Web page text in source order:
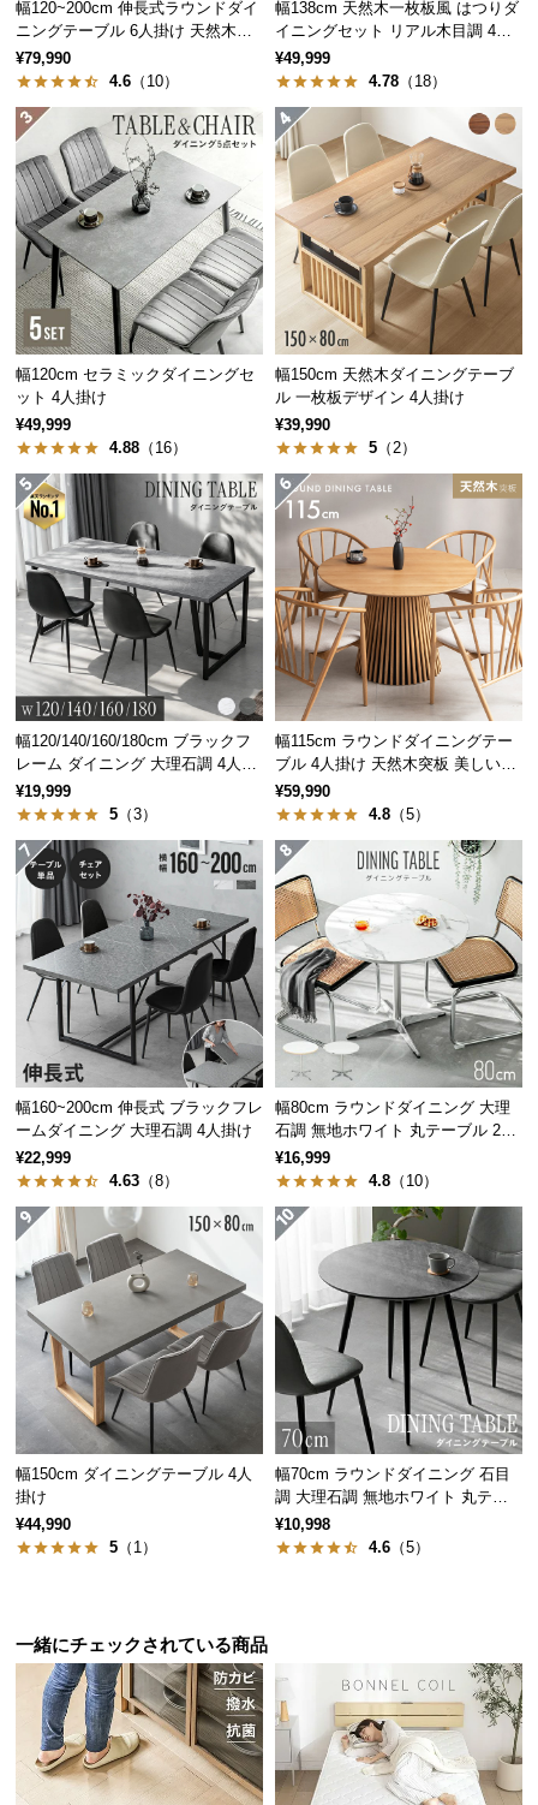
中
型
商
品
の
配
送
に
つ
い
て
小
型
商
品
の
配
送
に
つ
い
て
開
梱
設
置
サ
ー
ビ
ス
つ
い
て
搬
入
経
路
に
つ
い
て
返
キ
ャ
ン
セ
ル
に
い
証
に
つ
い
て
幅120~200cm 伸長式ラウンドダイ
ニングテーブル 6人掛け 天然木突
板 美しい格子デザイン
¥79,990
4.6 （10）
幅138cm 天然木一枚板風 はつりダ
イニングセット リアル木目調 4人
掛け チェア4脚セット
¥49,999
4.78 （18）
幅120cm セラミックダイニングセ
ット 4人掛け
¥49,999
4.88 （16）
幅150cm 天然木ダイニングテーブ
ル 一枚板デザイン 4人掛け
¥39,990
5 （2）
幅120/140/160/180cm ブラックフ
レーム ダイニング 大理石調 4人掛
け
¥19,999
5 （3）
幅115cm ラウンドダイニングテー
ブル 4人掛け 天然木突板 美しい格
子デザイン
¥59,990
4.8 （5）
幅160~200cm 伸長式 ブラックフレ
ームダイニング 大理石調 4人掛け
¥22,999
4.63 （8）
幅80cm ラウンドダイニング 大理
石調 無地ホワイト 丸テーブル 2人
掛け
¥16,999
4.8 （10）
幅150cm ダイニングテーブル 4人
掛け
¥44,990
5 （1）
幅70cm ラウンドダイニング 石目
調 大理石調 無地ホワイト 丸テー
ブル 2人掛け
¥10,998
4.6 （5）
一緒にチェックされている商品